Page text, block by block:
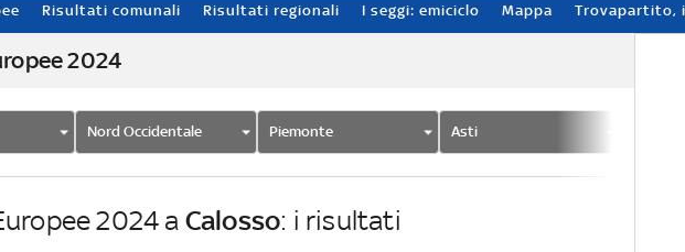
Risultati comunali Risultati regionali I seggi: emiciclo Mappa Trovapartito,
2024
Nord Occidentale Piemonte Asti
2024 a Calosso: i risultati